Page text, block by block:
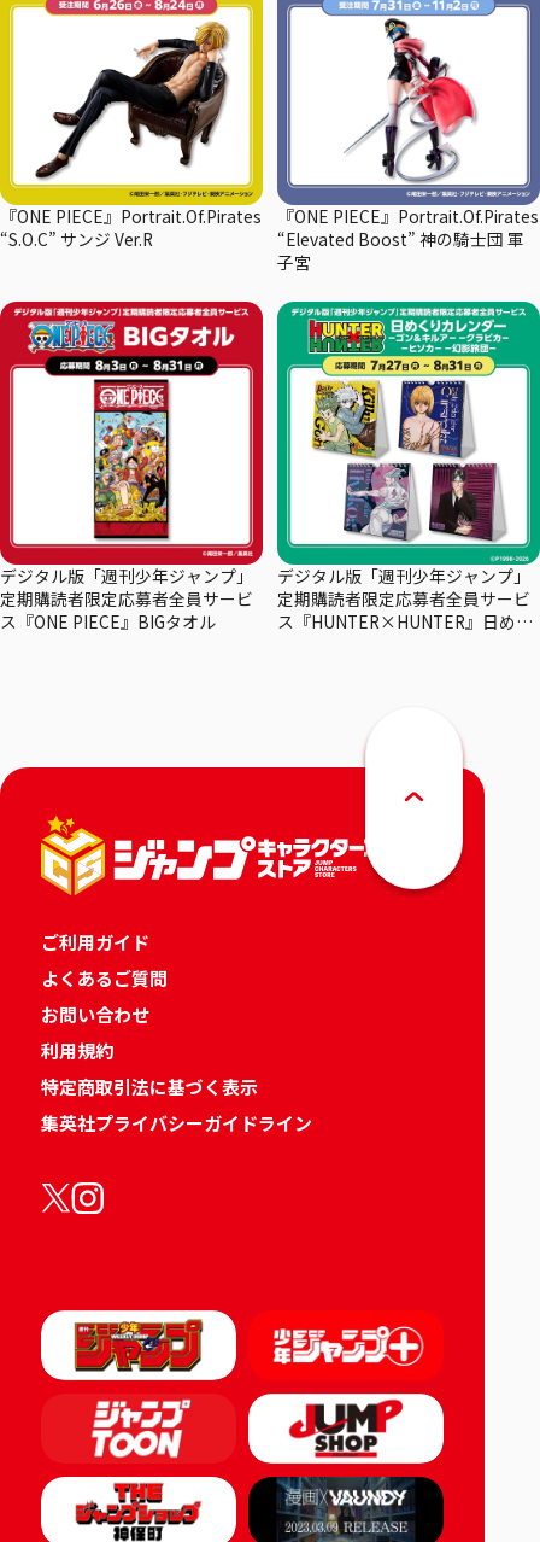
『ONE PIECE』Portrait.Of.Pirates
“S.O.C” サンジ Ver.R
『ONE PIECE』Portrait.Of.Pirates
“Elevated Boost” 神の騎士団 軍
子宮
デジタル版「週刊少年ジャンプ」
定期購読者限定応募者全員サービ
ス『ONE PIECE』BIGタオル
デジタル版「週刊少年ジャンプ」
定期購読者限定応募者全員サービ
ス『HUNTER×HUNTER』日めく
ご利用ガイド
よくあるご質問
お問い合わせ
利用規約
特定商取引法に基づく表示
集英社プライバシーガイドライン